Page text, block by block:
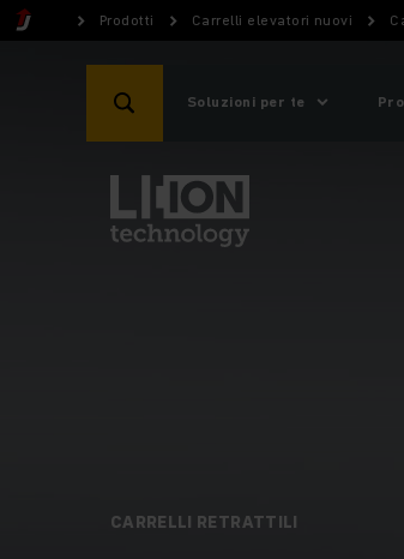
Prodotti Carrelli elevatori nuovi
Soluzioni per te
CARRELLI RETRATTILI